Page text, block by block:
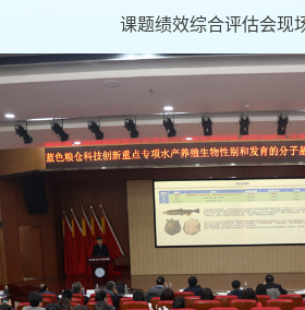
课题绩效综合评估会现